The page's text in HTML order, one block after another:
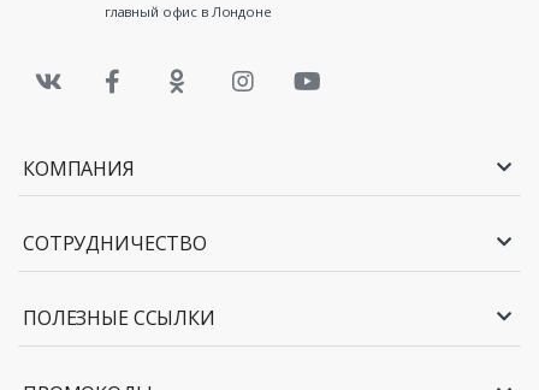
главный офис в Лондоне
КОМПАНИЯ
СОТРУДНИЧЕСТВО
ПОЛЕЗНЫЕ ССЫЛКИ